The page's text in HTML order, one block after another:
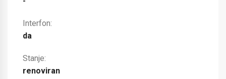
Interfon:
da
Stanje:
renoviran